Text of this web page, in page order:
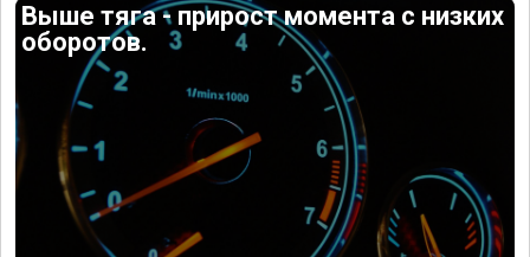
Выше тяга - прирост момента с низких
оборотов.